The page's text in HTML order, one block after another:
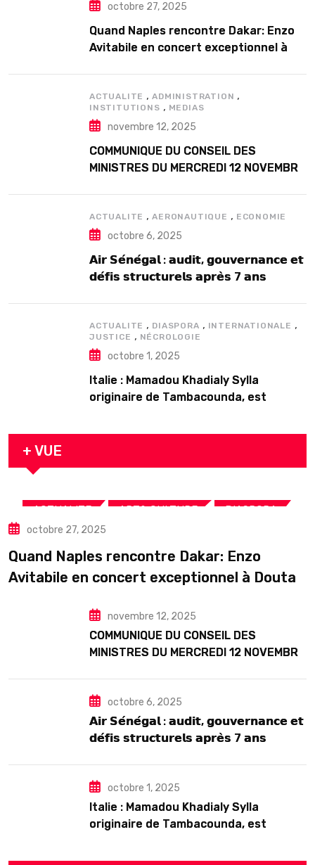
octobre 27, 2025
Quand Naples rencontre Dakar: Enzo
Avitabile en concert exceptionnel à
ACTUALITE ,ADMINISTRATION ,
INSTITUTIONS , MEDIAS
novembre 12, 2025
COMMUNIQUE DU CONSEIL DES
MINISTRES DU MERCREDI 12 NOVEMBRE
ACTUALITE ,AERONAUTIQUE , ECONOMIE
octobre 6, 2025
𝗔𝗶𝗿 𝗦𝗲́𝗻𝗲́𝗴𝗮𝗹 : 𝗮𝘂𝗱𝗶𝘁, 𝗴𝗼𝘂𝘃𝗲𝗿𝗻𝗮𝗻𝗰𝗲 𝗲𝘁
𝗱𝗲́𝗳𝗶𝘀 𝘀𝘁𝗿𝘂𝗰𝘁𝘂𝗿𝗲𝗹𝘀 𝗮𝗽𝗿𝗲̀𝘀 7 𝗮𝗻𝘀
ACTUALITE , DIASPORA , INTERNATIONALE ,
JUSTICE , NÉCROLOGIE
octobre 1, 2025
Italie : Mamadou Khadialy Sylla
originaire de Tambacounda, est
arrestation
+ VUE
ACTUALITE ART& CULTURE DIASPORA
TOURISME
octobre 27, 2025
Quand Naples rencontre Dakar: Enzo
Avitabile en concert exceptionnel à Douta
novembre 12, 2025
COMMUNIQUE DU CONSEIL DES
MINISTRES DU MERCREDI 12 NOVEMBRE
octobre 6, 2025
𝗔𝗶𝗿 𝗦𝗲́𝗻𝗲́𝗴𝗮𝗹 : 𝗮𝘂𝗱𝗶𝘁, 𝗴𝗼𝘂𝘃𝗲𝗿𝗻𝗮𝗻𝗰𝗲 𝗲𝘁
𝗱𝗲́𝗳𝗶𝘀 𝘀𝘁𝗿𝘂𝗰𝘁𝘂𝗿𝗲𝗹𝘀 𝗮𝗽𝗿𝗲̀𝘀 7 𝗮𝗻𝘀
octobre 1, 2025
Italie : Mamadou Khadialy Sylla
originaire de Tambacounda, est
arrestation